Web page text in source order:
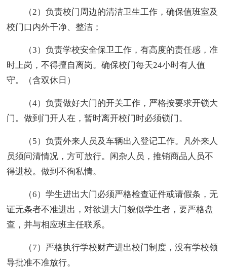
（2）负责校门周边的清洁卫生工作，确保值班室及
校门口内外干净、整洁；
（3）负责学校安全保卫工作，有高度的责任感，准
时上岗，不得擅自离岗。确保校门每天24小时有人值
守。（含双休日）
（4）负责做好大门的开关工作，严格按要求开锁大
门。做到门开人在，暂时离开校门时必须锁门。
（5）负责外来人员及车辆出入登记工作。凡外来人
员须问清情况，方可放行。闲杂人员，推销商品人员不
得进校。做到不徇私情。
（6）学生进出大门必须严格检查证件或请假条，无
证无条者不准进出，对欲进大门貌似学生者，要严格盘
查，并与相应班主任联系。
（7）严格执行学校财产进出校门制度，没有学校领
导批准不准放行。